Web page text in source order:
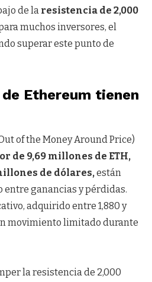
de la resistencia de 2,000
muchos inversores, el
superar este punto de
Ethereum tienen
of the Money Around Price)
de 9,69 millones de ETH,
de dólares,están
ganancias y pérdidas.
adquirido entre 1,880 y
movimiento limitado durante
la resistencia de 2,000